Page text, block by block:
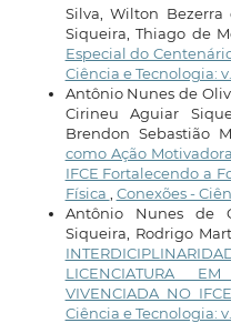
Silva, Wilton Bezerra
Siqueira, Thiago de
Especial do
Ciência e Tecnologia:
Antônio Nunes de
Cirineu Aguiar
Brendon Sebastião
como Ação
IFCE Fortalecendo a
Física
Conexões -
Antônio Nunes de
Siqueira, Rodrigo
LICENCIATURA
VIVENCIADA NO
Ciência e Tecnologia: